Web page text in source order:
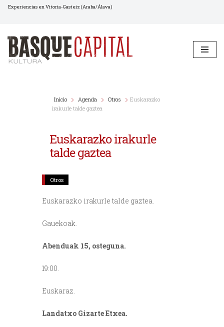
al
contenido
Experiencias en Vitoria-Gasteiz (Araba/Álava)
Inicio Agenda Otros
Euskarazko
irakurle talde gaztea
Euskarazko irakurle
talde gaztea
Otros
Euskarazko irakurle talde gaztea.
Gauekoak.
Abenduak 15, osteguna.
19:00.
Euskaraz.
Landatxo Gizarte Etxea.